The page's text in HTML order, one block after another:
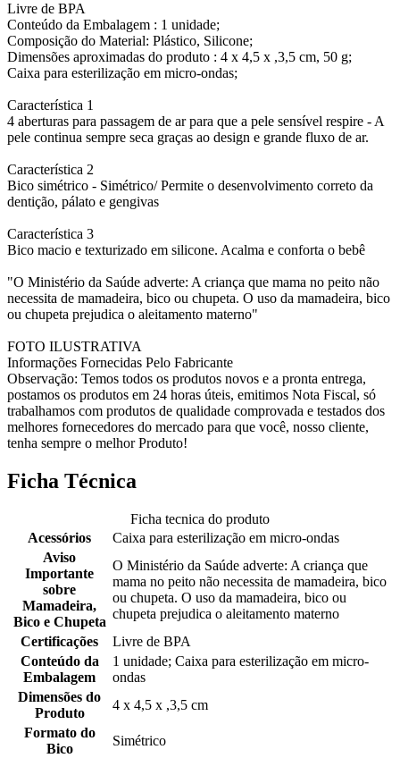
Livre de BPA
Conteúdo da Embalagem : 1 unidade;
Composição do Material: Plástico, Silicone;
Dimensões aproximadas do produto : 4 x 4,5 x ,3,5 cm, 50 g;
Caixa para esterilização em micro-ondas;
Característica 1
4 aberturas para passagem de ar para que a pele sensível respire - A
pele continua sempre seca graças ao design e grande fluxo de ar.
Característica 2
Bico simétrico - Simétrico/ Permite o desenvolvimento correto da
dentição, pálato e gengivas
Característica 3
Bico macio e texturizado em silicone. Acalma e conforta o bebê
"O Ministério da Saúde adverte: A criança que mama no peito não
necessita de mamadeira, bico ou chupeta. O uso da mamadeira, bico
ou chupeta prejudica o aleitamento materno"
FOTO ILUSTRATIVA
Informações Fornecidas Pelo Fabricante
Observação: Temos todos os produtos novos e a pronta entrega,
postamos os produtos em 24 horas úteis, emitimos Nota Fiscal, só
trabalhamos com produtos de qualidade comprovada e testados dos
melhores fornecedores do mercado para que você, nosso cliente,
tenha sempre o melhor Produto!
Ficha Técnica
Ficha tecnica do produto
Acessórios
Caixa para esterilização em micro-ondas
Aviso
Importante
sobre
Mamadeira,
Bico e Chupeta
O Ministério da Saúde adverte: A criança que
mama no peito não necessita de mamadeira, bico
ou chupeta. O uso da mamadeira, bico ou
chupeta prejudica o aleitamento materno
Certificações
Livre de BPA
Conteúdo da
Embalagem
1 unidade; Caixa para esterilização em micro-
ondas
Dimensões do
Produto
4 x 4,5 x ,3,5 cm
Formato do
Bico
Simétrico